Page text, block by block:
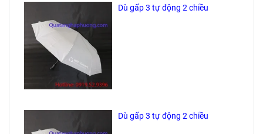
Dù gấp 3 tự động 2 chiều
Dù gấp 3 tự động 2 chiều